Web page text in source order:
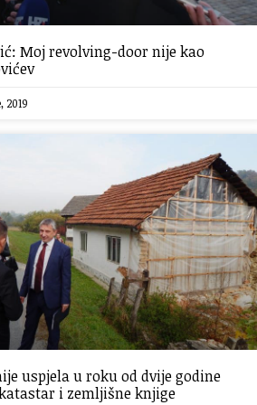
Moj revolving-door nije kao
2019
uspjela u roku od dvije godine
i zemljišne knjige